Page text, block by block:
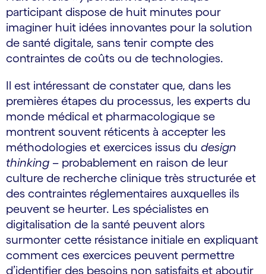
participant dispose de huit minutes pour
imaginer huit idées innovantes pour la solution
de santé digitale, sans tenir compte des
contraintes de coûts ou de technologies.
Il est intéressant de constater que, dans les
premières étapes du processus, les experts du
monde médical et pharmacologique se
montrent souvent réticents à accepter les
méthodologies et exercices issus du design
thinking – probablement en raison de leur
culture de recherche clinique très structurée et
des contraintes réglementaires auxquelles ils
peuvent se heurter. Les spécialistes en
digitalisation de la santé peuvent alors
surmonter cette résistance initiale en expliquant
comment ces exercices peuvent permettre
d’identifier des besoins non satisfaits et aboutir